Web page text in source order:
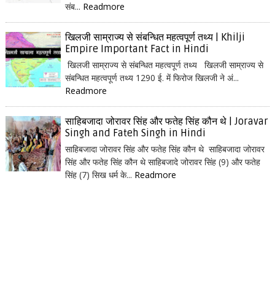
संब... Readmore
खिलजी साम्राज्य से संबन्धित महत्वपूर्ण तथ्य | Khilji
Empire Important Fact in Hindi
खिलजी साम्राज्य से संबन्धित महत्वपूर्ण तथ्य खिलजी साम्राज्य से
संबन्धित महत्वपूर्ण तथ्य 1290 ई. में फिरोज खिलजी ने अं...
Readmore
साहिबजादा जोरावर सिंह और फतेह सिंह कौन थे | Joravar
Singh and Fateh Singh in Hindi
साहिबजादा जोरावर सिंह और फतेह सिंह कौन थे साहिबजादा जोरावर
सिंह और फतेह सिंह कौन थे साहिबजादे जोरावर सिंह (9) और फतेह
सिंह (7) सिख धर्म के... Readmore